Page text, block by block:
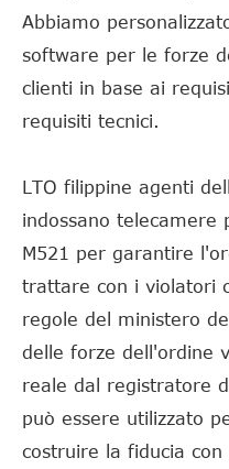
Abbiamo
software per le forze
clienti in base ai
requisiti tecnici.
LTO filippine agenti
indossano telecamere
M521 per garantire
trattare con i violatori
regole del ministero
delle forze dell'ordine
reale dal registratore
può essere utilizzato
costruire la fiducia